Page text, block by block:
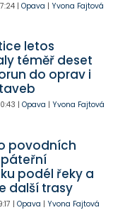
| Opava | Yvona Fajtová
letos
téměř deset
do oprav i
| Opava | Yvona Fajtová
povodních
podél řeky a
další trasy
| Opava | Yvona Fajtová